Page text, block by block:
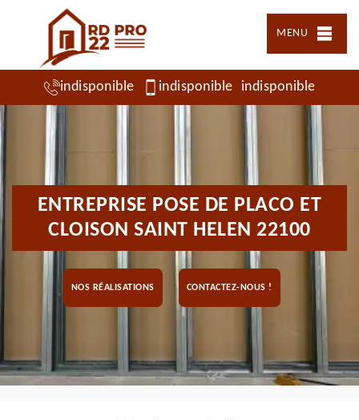
MENU
indisponible indisponible indisponible
ENTREPRISE POSE DE PLACO ET
CLOISON SAINT HELEN 22100
NOS RÉALISATIONS CONTACTEZ-NOUS !